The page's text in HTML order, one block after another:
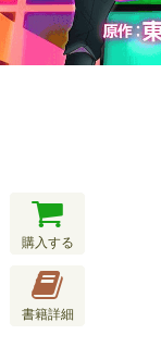
購入する
書籍詳細